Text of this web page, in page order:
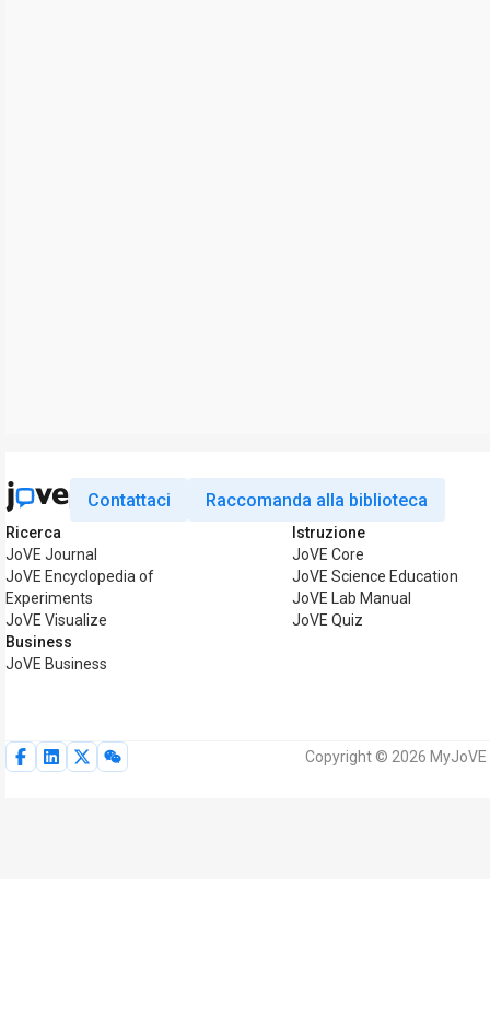
Contattaci Raccomanda alla biblioteca
Ricerca
JoVE Journal
JoVE Encyclopedia of
Experiments
JoVE Visualize
Business
JoVE Business
Istruzione
JoVE Core
JoVE Science Education
JoVE Lab Manual
JoVE Quiz
Copyright © 2026